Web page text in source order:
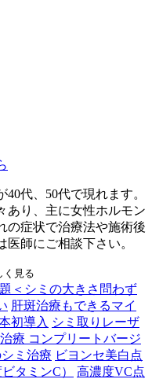
代、50代で現れます。
あり、主に女性ホルモン
の症状で治療法や施術後
師にご相談下さい。
く見る
＜シミの大きさ問わず
肝斑治療もできるマイ
初導入 シミ取りレーザ
療 コンプリートバージ
ミ治療 ビヨンセ美白点
タミンC）
高濃度VC点